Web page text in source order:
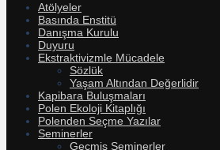
Atölyeler
Basında Enstitü
Danışma Kurulu
Duyuru
Ekstraktivizmle Mücadele
Sözlük
Yaşam Altından Değerlidir
Kapibara Buluşmaları
Polen Ekoloji Kitaplığı
Polenden Seçme Yazılar
Seminerler
Geçmiş Seminerler